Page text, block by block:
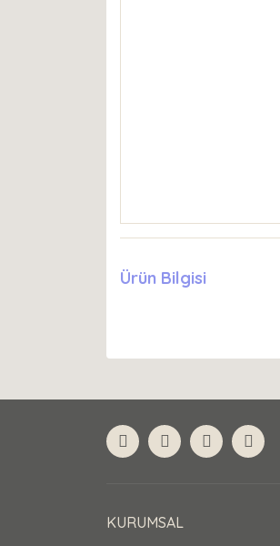
Ürün Bilgisi
KURUMSAL